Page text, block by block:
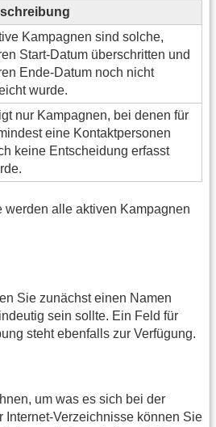
Kampagnen sind solche,
Start-Datum überschritten und
Ende-Datum noch nicht
wurde.
nur Kampagnen, bei denen für
eine Kontaktpersonen
keine Entscheidung erfasst
werden alle aktiven Kampagnen
Sie zunächst einen Namen
sein sollte. Ein Feld für
steht ebenfalls zur Verfügung.
um was es sich bei der
Internet-Verzeichnisse können Sie